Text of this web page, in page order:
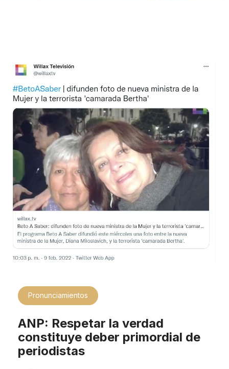
Pronunciamientos
ANP: Respetar la verdad
constituye deber primordial de
periodistas